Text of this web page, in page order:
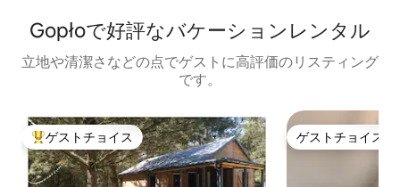
Gopłoで好評なバケーションレンタル
立地や清潔さなどの点でゲストに高評価のリスティング
です。
大好評のゲストチョイスです。
ゲストチョイス ゲストチョイス
ゲストチョイス